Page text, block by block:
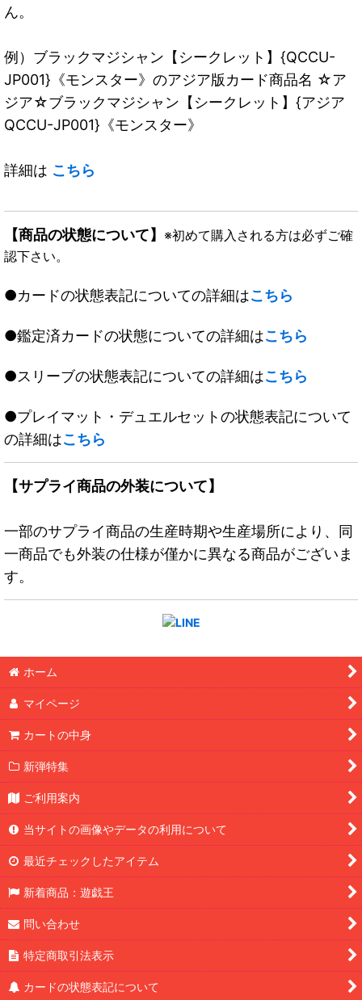
ん。
例）ブラックマジシャン【シークレット】{QCCU-
JP001}《モンスター》のアジア版カード商品名 ☆ア
ジア☆ブラックマジシャン【シークレット】{アジア
QCCU-JP001}《モンスター》
詳細は こちら
【商品の状態について】 ※初めて購入される方は必ずご確
認下さい。
●カードの状態表記についての詳細はこちら
●鑑定済カードの状態についての詳細はこちら
●スリーブの状態表記についての詳細はこちら
●プレイマット・デュエルセットの状態表記について
の詳細はこちら
【サプライ商品の外装について】
一部のサプライ商品の生産時期や生産場所により、同
一商品でも外装の仕様が僅かに異なる商品がございま
す。
ホーム
マイページ
カートの中身
新弾特集
ご利用案内
当サイトの画像やデータの利用について
最近チェックしたアイテム
新着商品：遊戯王
問い合わせ
特定商取引法表示
カードの状態表記について